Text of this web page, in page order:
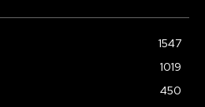
1547
1019
450